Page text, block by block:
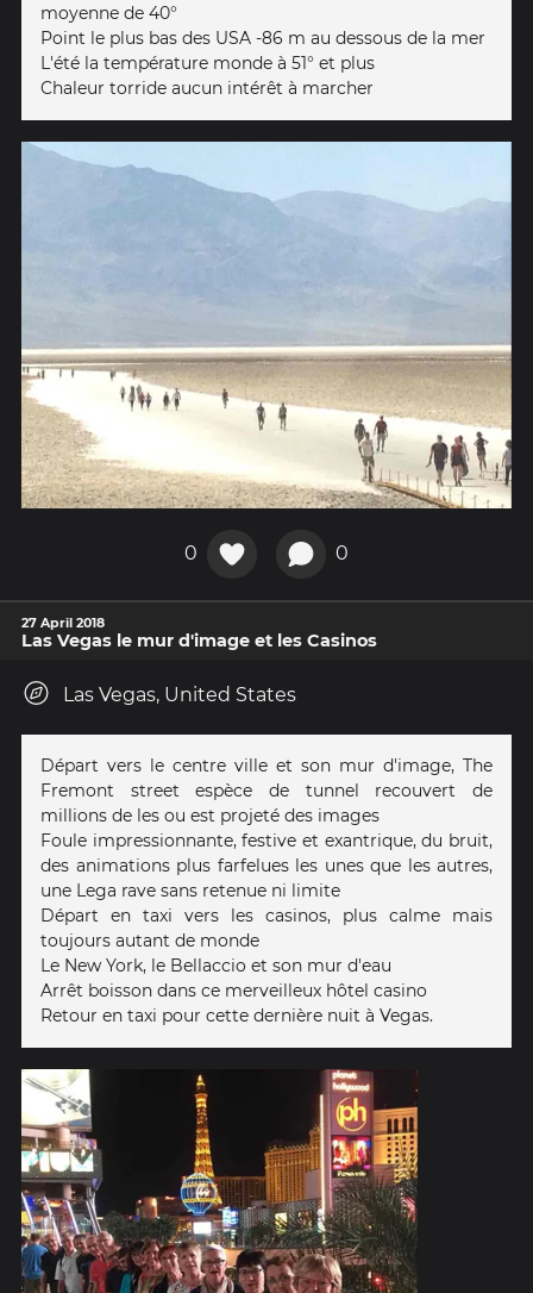
moyenne de 40°
Point le plus bas des USA -86 m au dessous de la mer
L'été la température monde à 51° et plus
Chaleur torride aucun intérêt à marcher
0 0
27 April 2018
Las Vegas le mur d'image et les Casinos
Las Vegas, United States
Départ vers le centre ville et son mur d'image, The
Fremont street espèce de tunnel recouvert de
millions de les ou est projeté des images
Foule impressionnante, festive et exantrique, du bruit,
des animations plus farfelues les unes que les autres,
une Lega rave sans retenue ni limite
Départ en taxi vers les casinos, plus calme mais
toujours autant de monde
Le New York, le Bellaccio et son mur d'eau
Arrêt boisson dans ce merveilleux hôtel casino
Retour en taxi pour cette dernière nuit à Vegas.